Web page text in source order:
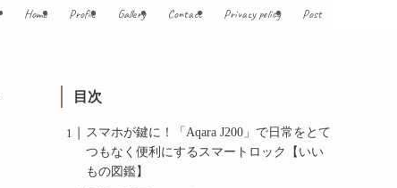
Home Profile Gallery Contact Privacy policy Post
目次
スマホが鍵に！「Aqara J200」で日常をとて
つもなく便利にするスマートロック【いい
もの図鑑】